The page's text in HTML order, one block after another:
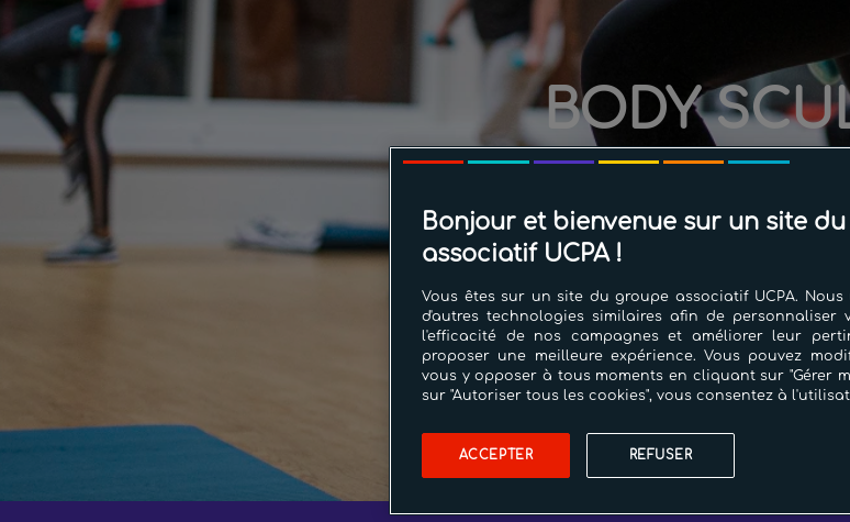
BODY
Bonjour et bienvenue sur un site
associatif UCPA !
Vous êtes sur un site du groupe associatif UCPA.
d'autres technologies similaires afin de personnaliser
l'efficacité de nos campagnes et améliorer leur
proposer une meilleure expérience. Vous pouvez
vous y opposer à tous moments en cliquant sur "Gérer
sur "Autoriser tous les cookies", vous consentez à
REFUSER
ACCEPTER